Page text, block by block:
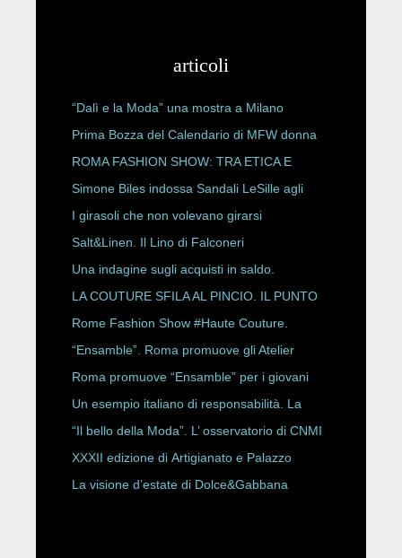
articoli
“Dalì e la Moda” una mostra a Milano
Prima Bozza del Calendario di MFW donna
P/E 2027
ROMA FASHION SHOW: TRA ETICA E
HAUTE COUTURE
Simone Biles indossa Sandali LeSille agli
ESPY Awards 2026
I girasoli che non volevano girarsi
Salt&Linen. Il Lino di Falconeri
Una indagine sugli acquisti in saldo.
LA COUTURE SFILA AL PINCIO. IL PUNTO
CON ALESSANDRO ONORATO E
ROBERTA ANGELILLI
Rome Fashion Show #Haute Couture.
“Ensamble”. Roma promuove gli Atelier
Storici
Roma promuove “Ensamble” per i giovani
Un esempio italiano di responsabilità. La
Rete Slow Fiber
“Il bello della Moda”. L’ osservatorio di CNMI
XXXII edizione di Artigianato e Palazzo
La visione d’estate di Dolce&Gabbana